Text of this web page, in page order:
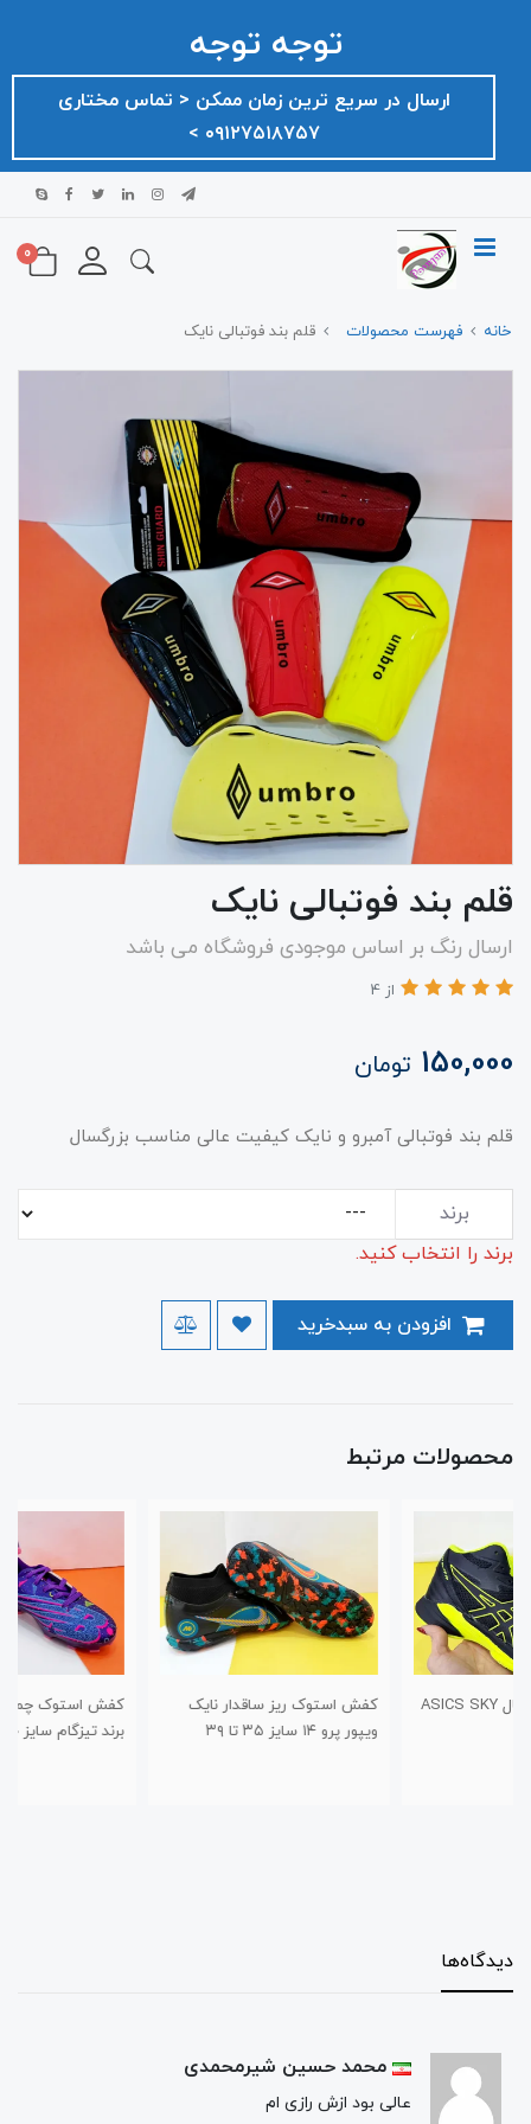
توجه توجه
ارسال در سریع ترین زمان ممکن ‌< تماس مختاری
۰۹۱۲۷۵۱۸۷۵۷ >
0
خانه فهرست محصولات قلم بند فوتبالی نایک
قلم بند فوتبالی نایک
ارسال رنگ بر اساس موجودی فروشگاه می باشد
از 4
150,000 تومان
قلم بند فوتبالی آمبرو و نایک کیفیت عالی مناسب بزرگسال
برند
برند را انتخاب کنید.
محصولات مرتبط
کفش استوک ریز ساقدار نایک
کفش استوک چمن طرح نیوبالانس
برند تیزگام سایز ۳۰ تا ۳۴
دیدگاه‌ها
محمد حسین شیرمحمدی
عالی بود ازش رازی ام